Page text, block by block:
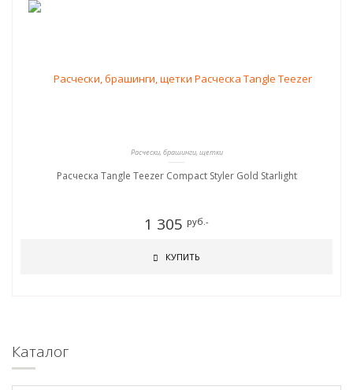
Расчески, брашинги, щетки
Расческа Tangle Teezer Compact Styler Gold Starlight
1 305 руб.-
КУПИТЬ
Каталог